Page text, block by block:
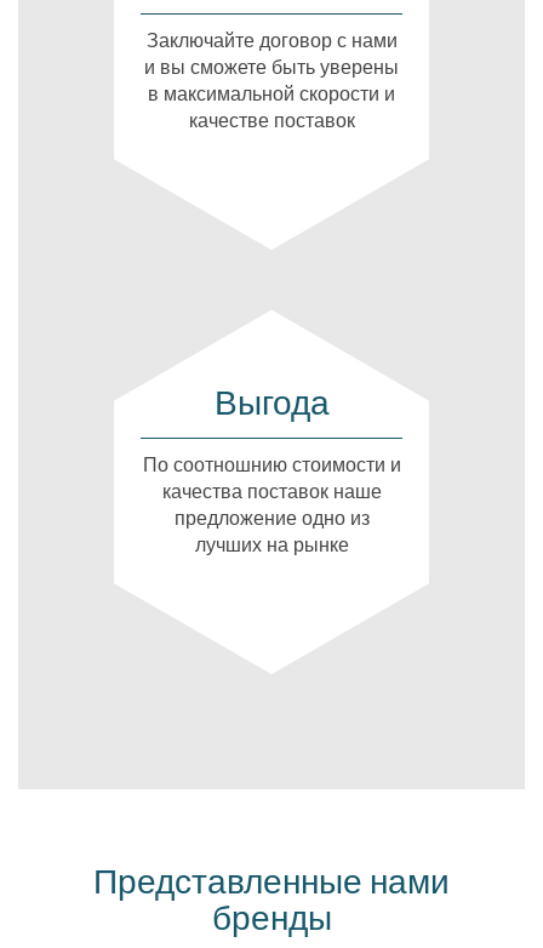
Заключайте договор с нами
и вы сможете быть уверены
в максимальной скорости и
качестве поставок
Выгода
По соотношнию стоимости и
качества поставок наше
предложение одно из
лучших на рынке
Представленные нами
бренды